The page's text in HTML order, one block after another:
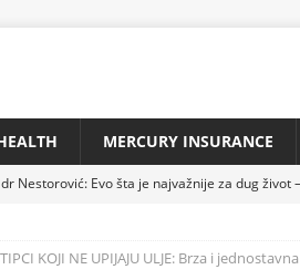
MERCURY INSURANCE
Nestorović: Evo šta je najvažnije za dug život
KAŽU DA JE NAJZDRAVIJA: Jedna porcija
KOJI NE UPIJAJU ULJE: Brza i